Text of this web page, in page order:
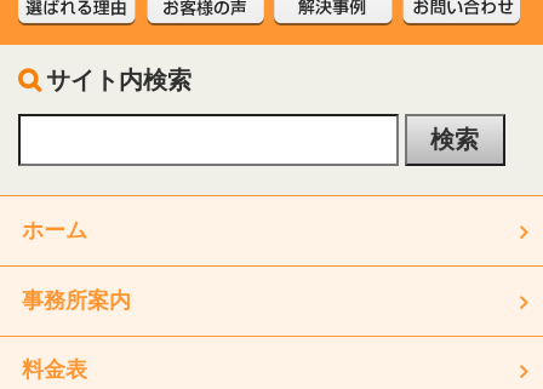
サイト内検索
ホーム
事務所案内
料金表